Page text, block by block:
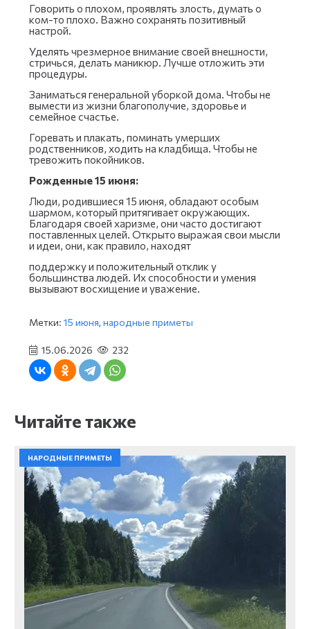
Говорить о плохом, проявлять злость, думать о
ком-то плохо. Важно сохранять позитивный
настрой.
Уделять чрезмерное внимание своей внешности,
стричься, делать маникюр. Лучше отложить эти
процедуры.
Заниматься генеральной уборкой дома. Чтобы не
вымести из жизни благополучие, здоровье и
семейное счастье.
Горевать и плакать, поминать умерших
родственников, ходить на кладбища. Чтобы не
тревожить покойников.
Рожденные 15 июня:
Люди, родившиеся 15 июня, обладают особым
шармом, который притягивает окружающих.
Благодаря своей харизме, они часто достигают
поставленных целей. Открыто выражая свои мысли
и идеи, они, как правило, находят
поддержку и положительный отклик у
большинства людей. Их способности и умения
вызывают восхищение и уважение.
Метки: 15 июня, народные приметы
15.06.2026 232
Читайте также
НАРОДНЫЕ ПРИМЕТЫ